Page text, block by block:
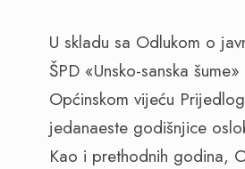
U skladu sa Odlukom o
ŠPD «Unsko-sanska
Općinskom vijeću
jedanaeste godišnjice
Kao i prethodnih godina,